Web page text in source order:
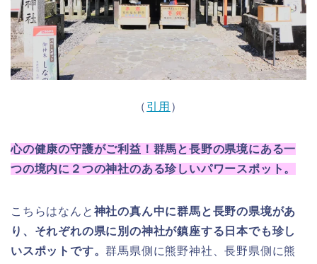
（ 引用 ）
心の健康の守護がご利益！群馬と長野の県境にある一
つの境内に２つの神社のある珍しいパワースポット。
こちらはなんと 神社の真ん中に群馬と長野の県境があ
り、それぞれの県に別の神社が鎮座する日本でも珍し
いスポットです。群馬県側に熊野神社、長野県側に熊